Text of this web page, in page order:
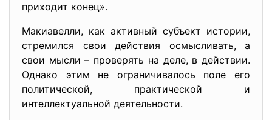
приходит конец».
Макиавелли, как активный субъект истории,
стремился свои действия осмысливать, а
свои мысли – проверять на деле, в действии.
Однако этим не ограничивалось поле его
политической, практической и
интеллектуальной деятельности.